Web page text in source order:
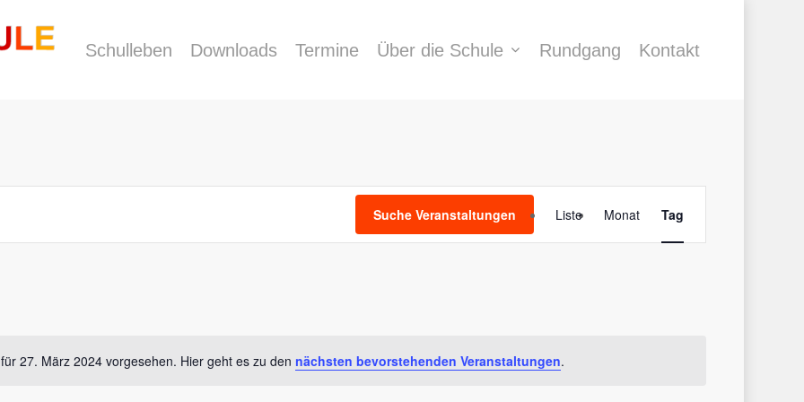
Schulleben Downloads Termine Über die Schule Rundgang Kontakt
27. März 2024 vorgesehen. Hier geht es zu den nächsten bevorstehenden Veranstaltungen.
Suche Veranstaltungen
Ansichten-
Liste Monat Tag